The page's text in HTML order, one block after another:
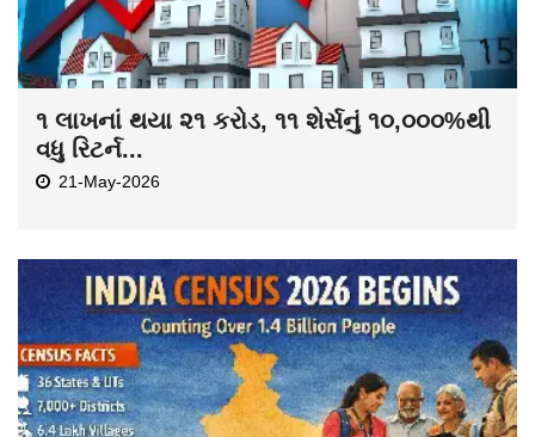
૧ લાખનાં થયા ૨૧ કરોડ, ૧૧ શેર્સનું ૧૦,૦૦૦%થી
વધુ રિટર્ન...
21-May-2026